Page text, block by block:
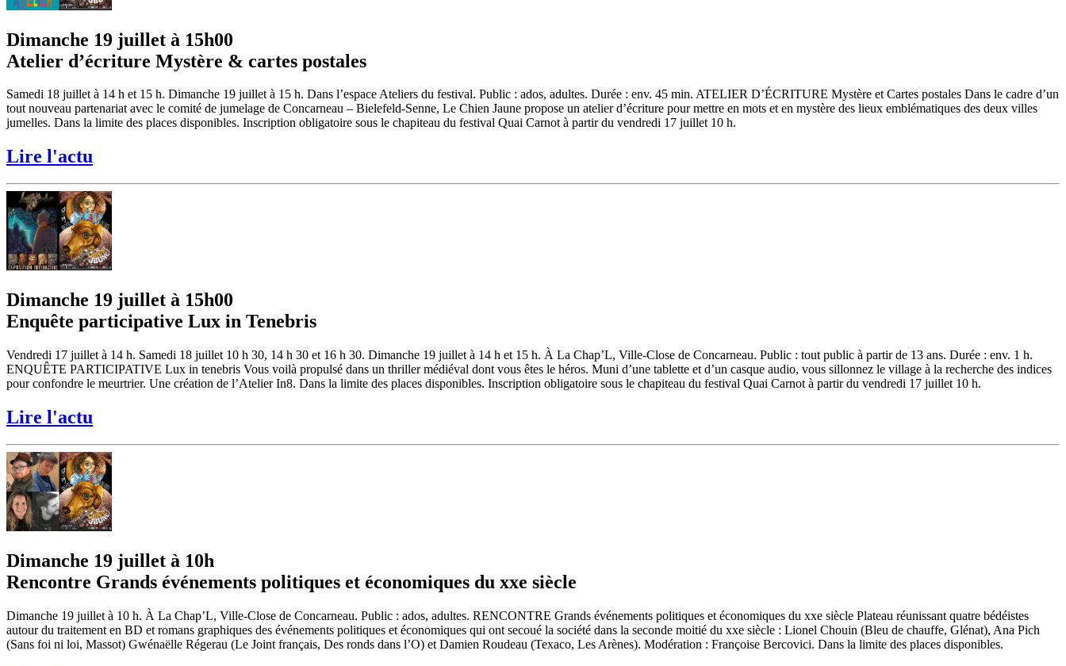
Dimanche 19 juillet à 15h00
Atelier d’écriture Mystère & cartes postales
Samedi 18 juillet à 14 h et 15 h. Dimanche 19 juillet à 15 h. Dans l’espace Ateliers du festival. Public : ados, adultes. Durée : env. 45 min. ATELIER D’ÉCRITURE Mystère et Cartes postales Dans le cadre d’un
tout nouveau partenariat avec le comité de jumelage de Concarneau – Bielefeld-Senne, Le Chien Jaune propose un atelier d’écriture pour mettre en mots et en mystère des lieux emblématiques des deux villes
jumelles. Dans la limite des places disponibles. Inscription obligatoire sous le chapiteau du festival Quai Carnot à partir du vendredi 17 juillet 10 h.
Lire l'actu
Dimanche 19 juillet à 15h00
Enquête participative Lux in Tenebris
Vendredi 17 juillet à 14 h. Samedi 18 juillet 10 h 30, 14 h 30 et 16 h 30. Dimanche 19 juillet à 14 h et 15 h. À La Chap’L, Ville-Close de Concarneau. Public : tout public à partir de 13 ans. Durée : env. 1 h.
ENQUÊTE PARTICIPATIVE Lux in tenebris Vous voilà propulsé dans un thriller médiéval dont vous êtes le héros. Muni d’une tablette et d’un casque audio, vous sillonnez le village à la recherche des indices
pour confondre le meurtrier. Une création de l’Atelier In8. Dans la limite des places disponibles. Inscription obligatoire sous le chapiteau du festival Quai Carnot à partir du vendredi 17 juillet 10 h.
Lire l'actu
Dimanche 19 juillet à 10h
Rencontre Grands événements politiques et économiques du xxe siècle
Dimanche 19 juillet à 10 h. À La Chap’L, Ville-Close de Concarneau. Public : ados, adultes. RENCONTRE Grands événements politiques et économiques du xxe siècle Plateau réunissant quatre bédéistes
autour du traitement en BD et romans graphiques des événements politiques et économiques qui ont secoué la société dans la seconde moitié du xxe siècle : Lionel Chouin (Bleu de chauffe, Glénat), Ana Pich
(Sans foi ni loi, Massot) Gwénaëlle Régerau (Le Joint français, Des ronds dans l’O) et Damien Roudeau (Texaco, Les Arènes). Modération : Françoise Bercovici. Dans la limite des places disponibles.